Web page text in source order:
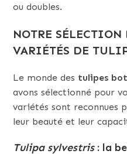
ou doubles.
NOTRE
VARIÉTÉS DE
Le monde des tulipes
avons sélectionné pour
variétés sont reconnues
leur beauté et leur
Tulipa sylvestris: la